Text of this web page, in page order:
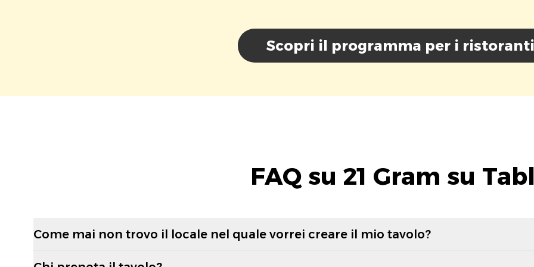
Scopri il programma per i ristoranti
FAQ su 21 Gram su
Come mai non trovo il locale nel quale vorrei creare il mio tavolo?